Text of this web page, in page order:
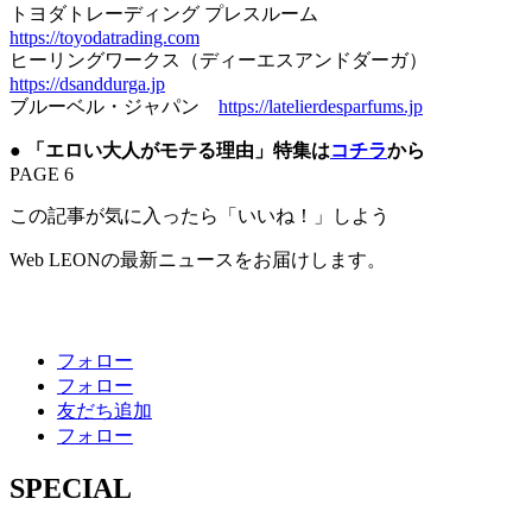
トヨダトレーディング プレスルーム
https://toyodatrading.com
ヒーリングワークス（ディーエスアンドダーガ）
https://dsanddurga.jp
ブルーベル・ジャパン https://latelierdesparfums.jp
● 「エロい大人がモテる理由」特集はコチラから
PAGE 6
この記事が気に入ったら「いいね！」しよう
Web LEONの最新ニュースをお届けします。
フォロー
フォロー
友だち追加
フォロー
SPECIAL